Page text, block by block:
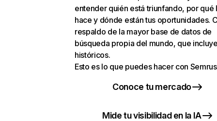
entender quién está triunfando, por qué
hace y dónde están tus oportunidades.
respaldo de la mayor base de datos de
búsqueda propia del mundo, que
históricos.
Esto es lo que puedes hacer con
Conoce tu mercado
Mide tu visibilidad en la IA